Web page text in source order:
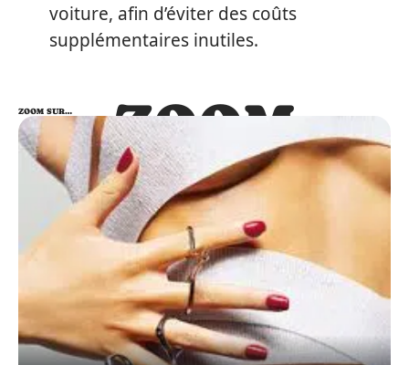
voiture, afin d’éviter des coûts
supplémentaires inutiles.
ZOOM
SUR…
ZOOM SUR…